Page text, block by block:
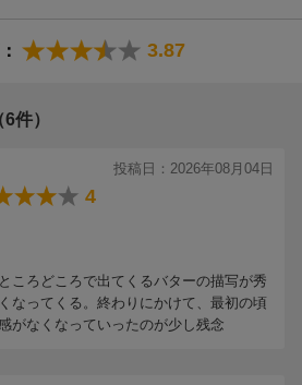
3.87
件）
投稿日：2026年08月04日
4
ころどころで出てくるバターの描写が秀
なってくる。終わりにかけて、最初の頃
がなくなっていったのが少し残念